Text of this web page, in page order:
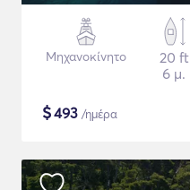
Μηχανοκίνητο
20 ft
6 μ.
$493 /ημέρα